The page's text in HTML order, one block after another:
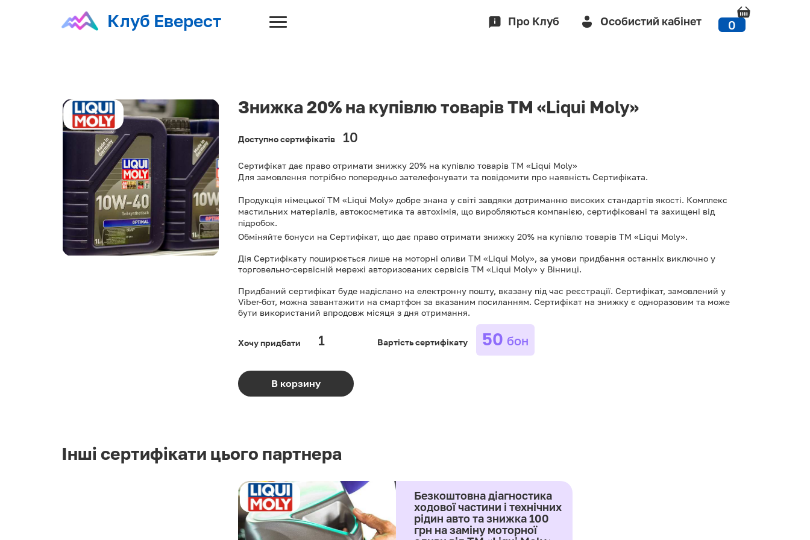
Клуб Еверест Про Клуб Особистий кабінет 0
Знижка 20% на купівлю товарів ТМ «Liqui Moly»
Доступно сертифікатів 10
Сертифікат дає право отримати знижку 20% на купівлю товарів ТМ «Liqui Moly»
Для замовлення потрібно попередньо зателефонувати та повідомити про наявність Сертифіката.
Продукція німецької ТМ «Liqui Moly» добре знана у світі завдяки дотриманню високих стандартів якості. Комплекс
мастильних матеріалів, автокосметика та автохімія, що виробляються компанією, сертифіковані та захищені від
підробок.
Обміняйте бонуси на Сертифікат, що дає право отримати знижку 20% на купівлю товарів ТМ «Liqui Moly».
Дія Сертифікату поширюється лише на моторні оливи ТМ «Liqui Moly», за умови придбання останніх виключно у
торговельно-сервісній мережі авторизованих сервісів ТМ «Liqui Moly» у Вінниці.
Придбаний сертифікат буде надіслано на електронну пошту, вказану під час реєстрації. Сертифікат, замовлений у
Viber-бот, можна завантажити на смартфон за вказаним посиланням. Сертифікат на знижку є одноразовим та може
бути використаний впродовж місяця з дня отримання.
Хочу придбати Вартість сертифікату 50 бон
В корзину
Інші сертифікати цього партнера
Безкоштовна діагностика
ходової частини і технічних
рідин авто та знижка 100
грн на заміну моторної